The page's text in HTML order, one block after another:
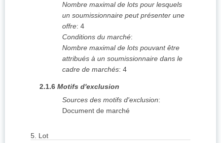
Nombre maximal de lots pour lesquels
un soumissionnaire peut présenter une
offre: 4
Conditions du marché:
Nombre maximal de lots pouvant être
attribués à un soumissionnaire dans le
cadre de marchés: 4
2.1.6 Motifs d'exclusion
Sources des motifs d'exclusion:
Document de marché
5. Lot